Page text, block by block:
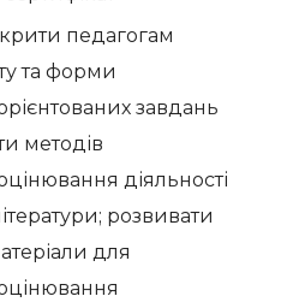
педагогам
та форми
завдань
методів
діяльності
розвивати
для